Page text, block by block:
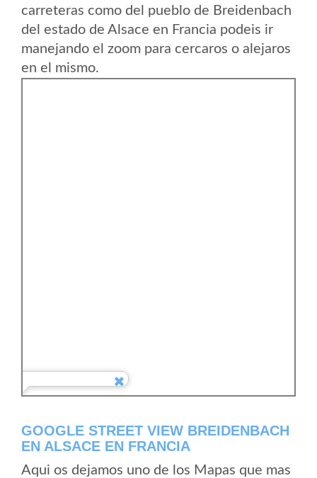
carreteras como del pueblo de Breidenbach
del estado de Alsace en Francia podeis ir
manejando el zoom para cercaros o alejaros
en el mismo.
GOOGLE STREET VIEW BREIDENBACH
EN ALSACE EN FRANCIA
Aqui os dejamos uno de los Mapas que mas